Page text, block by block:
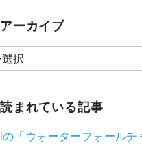
ーカイブ
まれている記事
「ウォーターフォールチ